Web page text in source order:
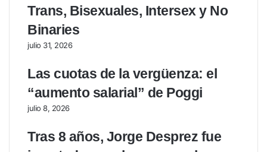
Trans, Bisexuales, Intersex y No
Binaries
julio 31, 2026
Las cuotas de la vergüenza: el
“aumento salarial” de Poggi
julio 8, 2026
Tras 8 años, Jorge Desprez fue